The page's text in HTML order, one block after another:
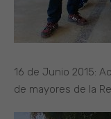
16 de Junio 2015:
de mayores de la